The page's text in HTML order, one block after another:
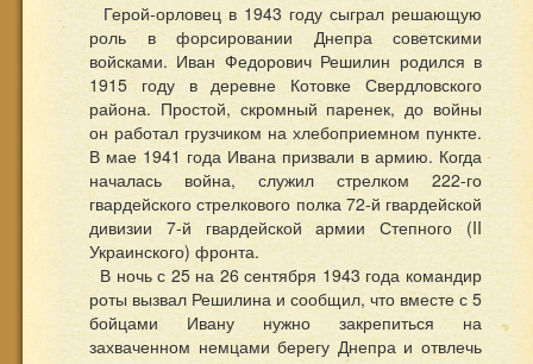
Герой-орловец в 1943 году сыграл решающую
роль в форсировании Днепра советскими
войсками. Иван Федорович Решилин родился в
1915 году в деревне Котовке Свердловского
района. Простой, скромный паренек, до войны
он работал грузчиком на хлебоприемном пункте.
В мае 1941 года Ивана призвали в армию. Когда
началась война, служил стрелком 222-го
гвардейского стрелкового полка 72-й гвардейской
дивизии 7-й гвардейской армии Степного (II
Украинского) фронта.
В ночь с 25 на 26 сентября 1943 года командир
роты вызвал Решилина и сообщил, что вместе с 5
бойцами Ивану нужно закрепиться на
захваченном немцами берегу Днепра и отвлечь